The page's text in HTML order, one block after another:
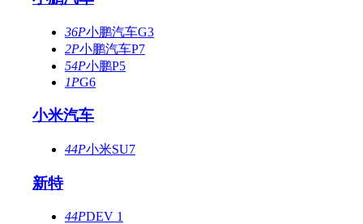
36P小鹏汽车G3
2P小鹏汽车P7
54P小鹏P5
1PG6
小米汽车
44P小米SU7
新特
44PDEV 1